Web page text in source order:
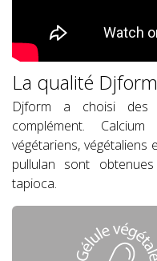
La qualité
Djform a choisi des
complément.
végétariens, végétaliens
pullulan sont
tapioca.